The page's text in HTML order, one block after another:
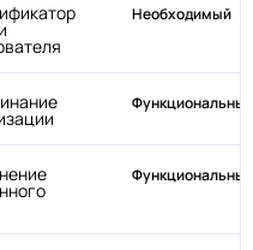
Необходимый
Функциональный
Функциональный